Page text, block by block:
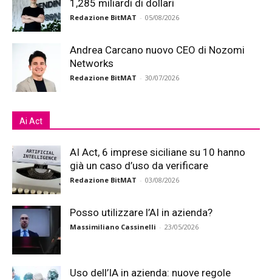
1,285 miliardi di dollari
Redazione BitMAT - 05/08/2026
Andrea Carcano nuovo CEO di Nozomi
Networks
Redazione BitMAT - 30/07/2026
Ai Act
AI Act, 6 imprese siciliane su 10 hanno
già un caso d’uso da verificare
Redazione BitMAT - 03/08/2026
Posso utilizzare l’AI in azienda?
Massimiliano Cassinelli - 23/05/2026
Uso dell’IA in azienda: nuove regole